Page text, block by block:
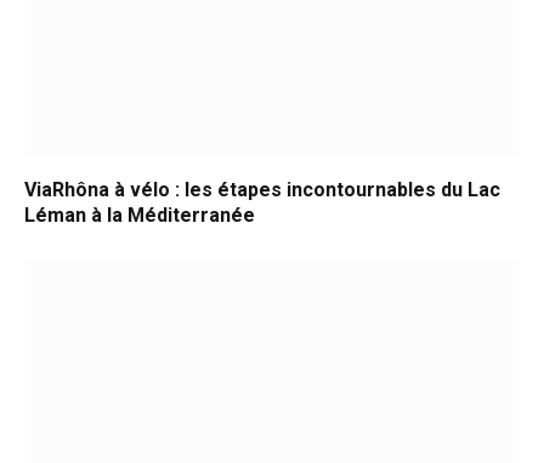
ViaRhôna à vélo : les étapes incontournables du Lac
Léman à la Méditerranée